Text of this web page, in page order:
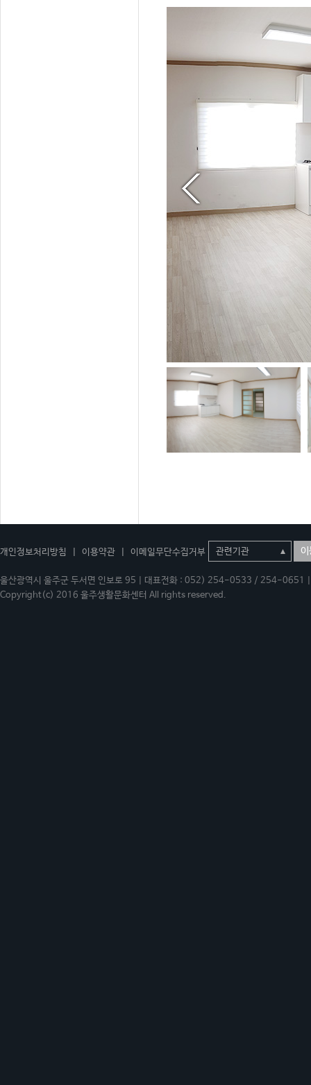
개인정보처리방침 이용약관 이메일무단수집거부 이
울산광역시 울주군 두서면 인보로 95 | 대표전화 : 052) 254-0533 / 254-
Copyright(c) 2016 울주생활문화센터 All rights reserved.